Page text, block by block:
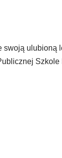
ulubioną
Szkole